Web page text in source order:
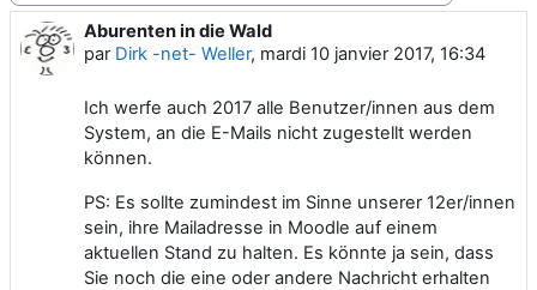
Aburenten in die Wald
par Dirk -net- Weller, mardi 10 janvier 2017, 16:34
Nombre de réponses : 0
Ich werfe auch 2017 alle Benutzer/innen aus dem
System, an die E-Mails nicht zugestellt werden
können.
PS: Es sollte zumindest im Sinne unserer 12er/innen
sein, ihre Mailadresse in Moodle auf einem
aktuellen Stand zu halten. Es könnte ja sein, dass
Sie noch die eine oder andere Nachricht erhalten